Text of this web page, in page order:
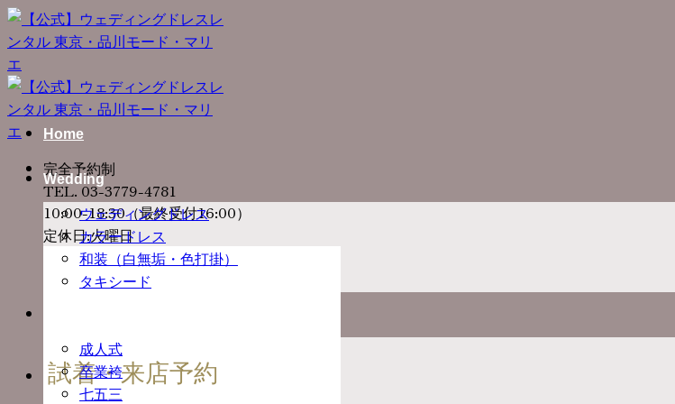
Skip
to
content
完全予約制
TEL. 03-3779-4781
10:00-18:30（最終受付16:00）
定休日:火曜日
試着・来店予約
Home
Wedding
ウェディングドレス
カラードレス
和装（白無垢・色打掛）
タキシード
成人式
卒業袴
七五三